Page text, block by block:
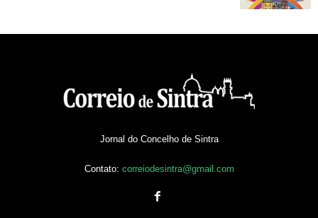
Jornal do Concelho de Sintra
Contato: correiodesintra@gmail.com